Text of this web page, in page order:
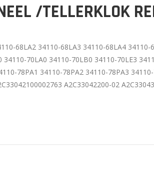
/TELLERKLOK
68LA2 34110-68LA3 34110-68LA4 34110-
70LA0 34110-70LB0 34110-70LE3
78PA1 34110-78PA2 34110-78PA3
A2C33042200-02